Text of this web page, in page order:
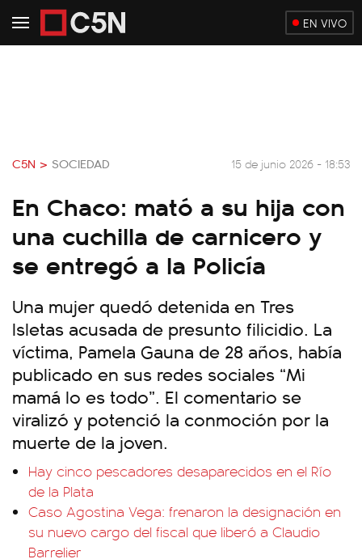
EN VIVO
C5N > SOCIEDAD 15 de junio 2026 - 18:53
En Chaco: mató a su hija con
una cuchilla de carnicero y
se entregó a la Policía
Una mujer quedó detenida en Tres
Isletas acusada de presunto filicidio. La
víctima, Pamela Gauna de 28 años, había
publicado en sus redes sociales “Mi
mamá lo es todo”. El comentario se
viralizó y potenció la conmoción por la
muerte de la joven.
Hay cinco pescadores desaparecidos en el Río
de la Plata
Caso Agostina Vega: frenaron la designación en
su nuevo cargo del fiscal que liberó a Claudio
Barrelier